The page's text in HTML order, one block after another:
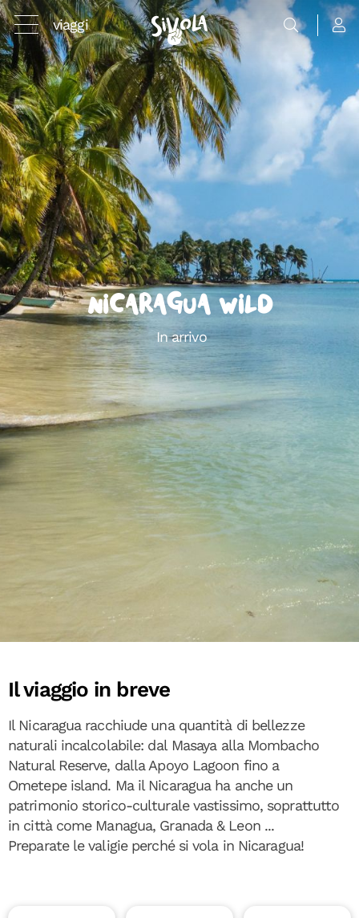
viaggi
Nicaragua Wild
In arrivo
Il viaggio in breve
Il Nicaragua racchiude una quantità di bellezze
naturali incalcolabile: dal Masaya alla Mombacho
Natural Reserve, dalla Apoyo Lagoon fino a
Ometepe island. Ma il Nicaragua ha anche un
patrimonio storico-culturale vastissimo, soprattutto
in città come Managua, Granada & Leon ...
Preparate le valigie perché si vola in Nicaragua!